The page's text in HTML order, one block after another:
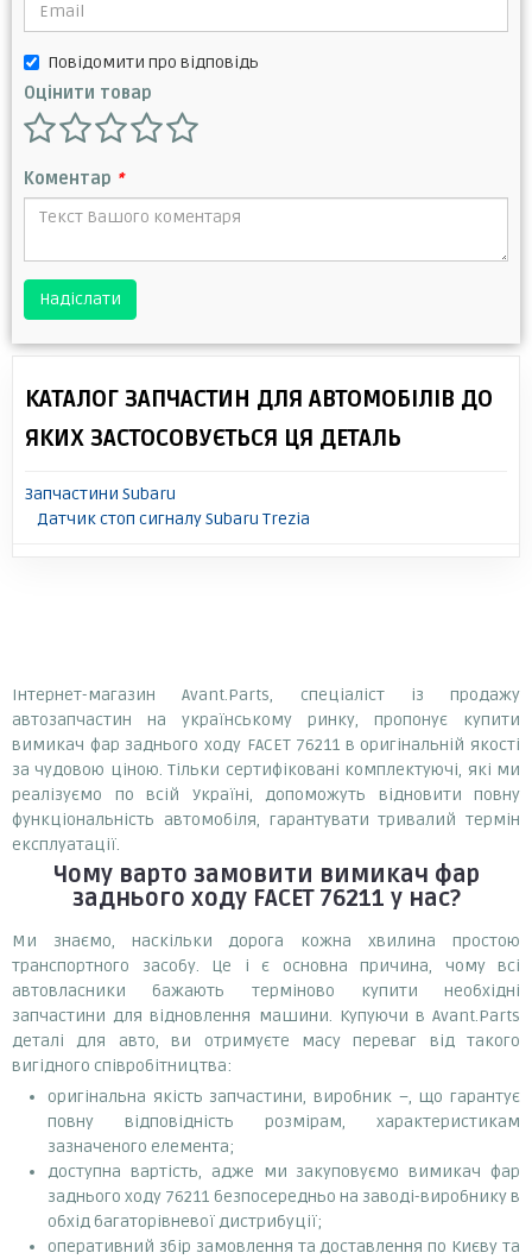
Повідомити про відповідь
Оцінити товар
Коментар *
Надіслати
КАТАЛОГ ЗАПЧАСТИН ДЛЯ АВТОМОБІЛІВ ДО
ЯКИХ ЗАСТОСОВУЄТЬСЯ ЦЯ ДЕТАЛЬ
Запчастини Subaru
Датчик стоп сигналу Subaru Trezia
Інтернет-магазин Avant.Parts, спеціаліст із продажу
автозапчастин на українському ринку, пропонує купити
вимикач фар заднього ходу FACET 76211 в оригінальній якості
за чудовою ціною. Тільки сертифіковані комплектуючі, які ми
реалізуємо по всій Україні, допоможуть відновити повну
функціональність автомобіля, гарантувати тривалий термін
експлуатації.
Чому варто замовити вимикач фар
заднього ходу FACET 76211 у нас?
Ми знаємо, наскільки дорога кожна хвилина простою
транспортного засобу. Це і є основна причина, чому всі
автовласники бажають терміново купити необхідні
запчастини для відновлення машини. Купуючи в Avant.Parts
деталі для авто, ви отримуєте масу переваг від такого
вигідного співробітництва:
оригінальна якість запчастини, виробник –, що гарантує
повну відповідність розмірам, характеристикам
зазначеного елемента;
доступна вартість, адже ми закуповуємо вимикач фар
заднього ходу 76211 безпосередньо на заводі-виробнику в
обхід багаторівневої дистрибуції;
оперативний збір замовлення та доставлення по Києву та